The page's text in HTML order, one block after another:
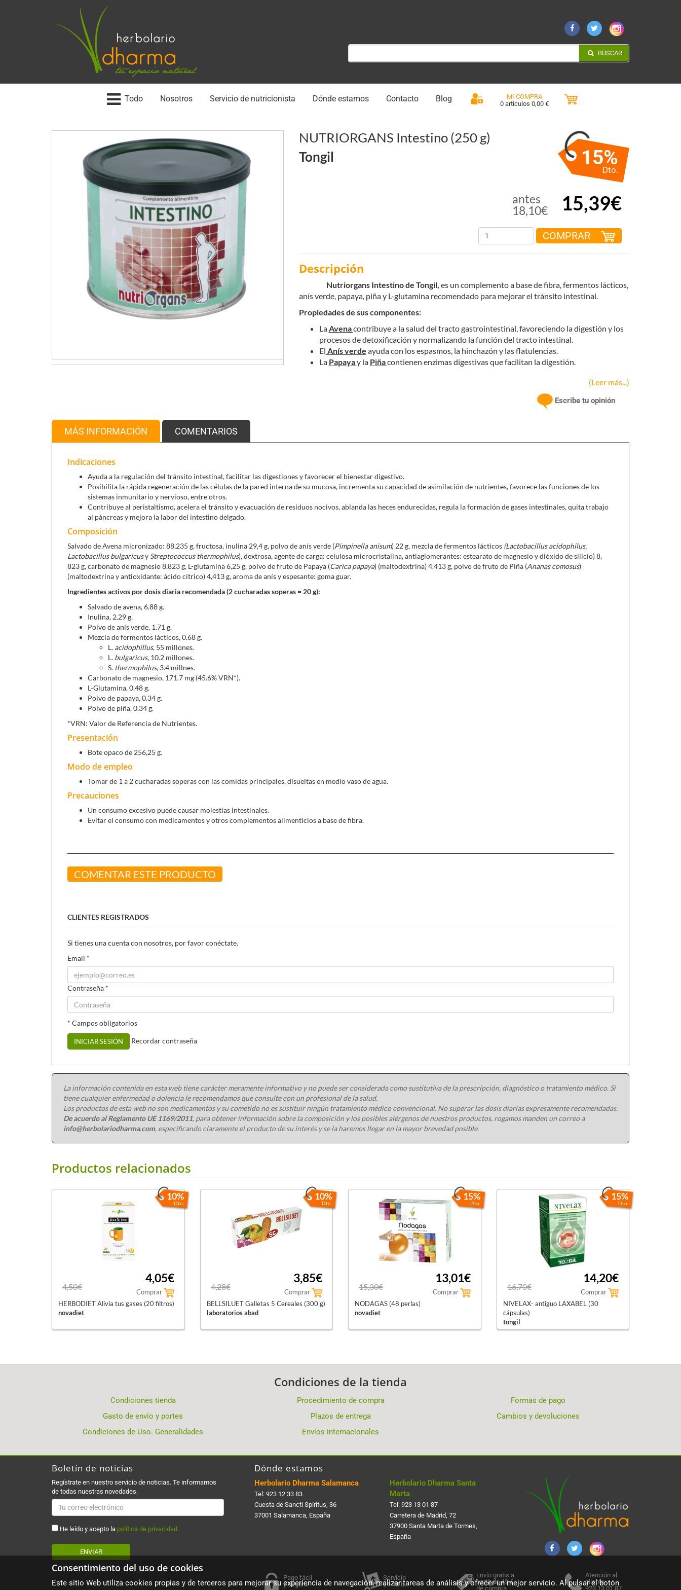
BUSCAR
Todo Nosotros Servicio de nutricionista Dónde estamos Contacto Blog
MI COMPRA
0 artículos 0,00 €
NUTRIORGANS Intestino (250 g)
Tongil
15%
Dto.
antes
18,10€
15,39€
COMPRAR
Descripción
Nutriorgans Intestino de Tongil, es un complemento a base de fibra, fermentos lácticos,
anís verde, papaya, piña y L-glutamina recomendado para mejorar el tránsito intestinal.
Propiedades de sus componentes:
LaAvenacontribuye a la salud del tracto gastrointestinal, favoreciendo la digestión y los
procesos de detoxificación y normalizando la función del tracto intestinal.
El Anís verde ayuda con los espasmos, la hinchazón y las flatulencias.
La Papayay la Piñacontienen enzimas digestivas que facilitan la digestión.
, contribuye a una correcta digestión y a la normal
dieta.
(Leer más...)
Escribe tu opinión
MÁS INFORMACIÓN COMENTARIOS
Indicaciones
Ayuda a la regulación del tránsito intestinal, facilitar las digestiones y favorecer el bienestar digestivo.
Posibilita la rápida regeneración de las células de la pared interna de su mucosa, incrementa su capacidad de asimilación de nutrientes, favorece las funciones de los
sistemas inmunitario y nervioso, entre otros.
Contribuye al peristaltismo, acelera el tránsito y evacuación de residuos nocivos, ablanda las heces endurecidas, regula la formación de gases intestinales, quita trabajo
al páncreas y mejora la labor del intestino delgado.
Composición
Salvado de Avena micronizado: 88,235 g, fructosa, inulina 29,4 g, polvo de anís verde (Pimpinella anisum) 22 g, mezcla de fermentos lácticos (Lactobacillus acidophilus,
Lactobacillus bulgaricusy Streptococcus thermophilus), dextrosa, agente de carga: celulosa microcristalina, antiaglomerantes: estearato de magnesio y dióxido de silicio) 8,
823 g, carbonato de magnesio 8,823 g, L-glutamina 6,25 g, polvo de fruto de Papaya (Carica papaya) (maltodextrina) 4,413 g, polvo de fruto de Piña (Ananas comosus)
(maltodextrina y antioxidante: ácido cítrico) 4,413 g, aroma de anís y espesante: goma guar.
Ingredientes activos por dosis diaria recomendada (2 cucharadas soperas = 20 g):
Salvado de avena, 6.88 g.
Inulina, 2.29 g.
Polvo de anís verde, 1.71 g.
Mezcla de fermentos lácticos, 0.68 g.
L. acidophillus, 55 millones.
L. bulgaricus, 10.2 millones.
S. thermophilus, 3.4 millnes.
Carbonato de magnesio, 171.7 mg (45.6% VRN*).
L-Glutamina, 0.48 g.
Polvo de papaya, 0.34 g.
Polvo de piña, 0.34 g.
*VRN: Valor de Referencia de Nutrientes.
Presentación
Bote opaco de 256,25 g.
Modo de empleo
Tomar de 1 a 2 cucharadas soperas con las comidas principales, disueltas en medio vaso de agua.
Precauciones
Un consumo excesivo puede causar molestias intestinales.
Evitar el consumo con medicamentos y otros complementos alimenticios a base de fibra.
COMENTAR ESTE PRODUCTO
CLIENTES REGISTRADOS
Si tienes una cuenta con nosotros, por favor conéctate.
Email *
Contraseña *
* Campos obligatorios
INICIAR SESIÓN Recordar contraseña
La información contenida en esta web tiene carácter meramente informativo y no puede ser considerada como sustitutiva de la prescripción, diagnóstico o tratamiento médico. Si
tiene cualquier enfermedad o dolencia le recomendamos que consulte con un profesional de la salud.
Los productos de esta web no son medicamentos y su cometido no es sustituir ningún tratamiento médico convencional. No superar las dosis diarias expresamente recomendadas.
De acuerdo al Reglamento UE 1169/2011, para obtener información sobre la composición y los posibles alérgenos de nuestros productos, rogamos manden un correo a
info@herbolariodharma.com, especificando claramente el producto de su interés y se la haremos llegar en la mayor brevedad posible.
Productos relacionados
10%
Dto.
4,50€
4,05€
Comprar
HERBODIET Alivia tus gases (20 filtros)
novadiet
10%
Dto.
4,28€
3,85€
Comprar
BELLSILUET Galletas 5 Cereales (300 g)
laboratorios abad
15%
Dto.
15,30€
13,01€
Comprar
NODAGAS (48 perlas)
novadiet
15%
Dto.
16,70€
14,20€
Comprar
NIVELAX- antiguo LAXABEL (30
cápsulas)
tongil
Condiciones de la tienda
Condiciones tienda Procedimiento de compra
Formas de pago
Gasto de envío y portes
Plazos de entrega
Cambios y devoluciones
Condiciones de Uso. Generalidades
Envíos internacionales
Boletín de noticias
Regístrate en nuestro servicio de noticias. Te informamos
de todas nuestras novedades.
He leído y acepto la política de privacidad .
ENVIAR
Dónde estamos
Herbolario Dharma Salamanca
Tel: 923 12 33 83
Cuesta de Sancti Spí­ritus, 36
37001 Salamanca, España
Herbolario Dharma Santa
Marta
Tel: 923 13 01 87
Carretera de Madrid, 72
37900 Santa Marta de Tormes,
España
Pago fácil
y seguro
Servicio
24-48 h.
Envío gratis a
partir de 49 €
de compra
Atención al
cliente
923 13 01 87
Consentimiento del uso de cookies
Este sitio Web utiliza cookies propias y de terceros para mejorar su experiencia de navegación, realizar tareas de análisis y ofrecer un mejor servicio. Al pulsar el botón